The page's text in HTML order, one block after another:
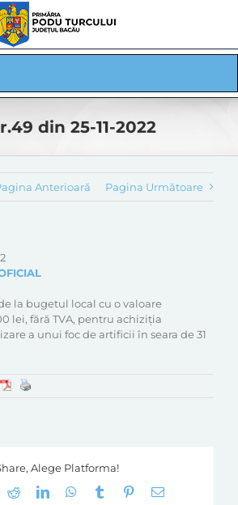
din 25-11-2022
Anterioară Pagina Următoare
la bugetul local cu o valoare
lei, fără TVA, pentru achiziția
a unui foc de artificii în seara de 31
Alege Platforma!
RedditLinkedInWhatsApp
Tumblr Pinterest
E-